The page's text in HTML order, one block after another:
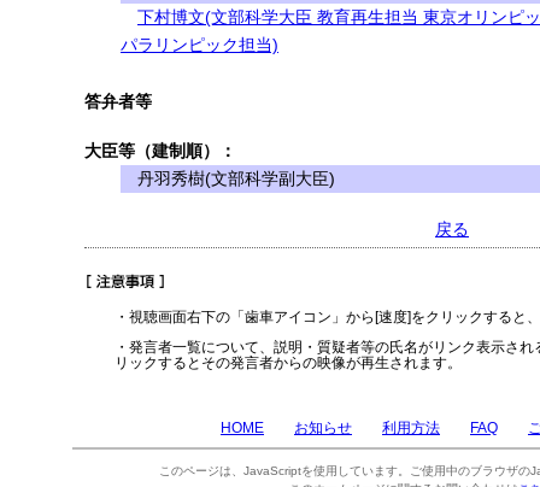
下村博文(文部科学大臣 教育再生担当 東京オリンピ
パラリンピック担当)
答弁者等
大臣等（建制順）：
丹羽秀樹(文部科学副大臣)
戻る
・視聴画面右下の「歯車アイコン」から[速度]をクリックすると
・発言者一覧について、説明・質疑者等の氏名がリンク表示さ
リックするとその発言者からの映像が再生されます。
HOME お知らせ 利用方法 FAQ
このページは、JavaScriptを使用しています。ご使用中のブラウザの